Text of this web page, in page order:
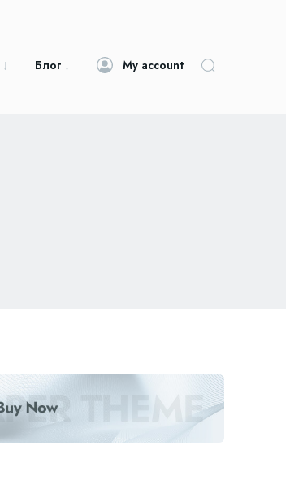
Блог My account